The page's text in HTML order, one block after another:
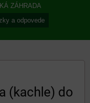
ZÁHRADA
a odpovede
(kachle) do